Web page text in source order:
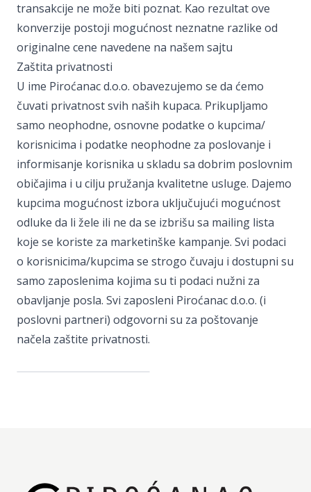
transakcije ne može biti poznat. Kao rezultat ove
konverzije postoji mogućnost neznatne razlike od
originalne cene navedene na našem sajtu
Zaštita privatnosti
U ime Piroćanac d.o.o. obavezujemo se da ćemo
čuvati privatnost svih naših kupaca. Prikupljamo
samo neophodne, osnovne podatke o kupcima/
korisnicima i podatke neophodne za poslovanje i
informisanje korisnika u skladu sa dobrim poslovnim
običajima i u cilju pružanja kvalitetne usluge. Dajemo
kupcima mogućnost izbora uključujući mogućnost
odluke da li žele ili ne da se izbrišu sa mailing lista
koje se koriste za marketinške kampanje. Svi podaci
o korisnicima/kupcima se strogo čuvaju i dostupni su
samo zaposlenima kojima su ti podaci nužni za
obavljanje posla. Svi zaposleni Piroćanac d.o.o. (i
poslovni partneri) odgovorni su za poštovanje
načela zaštite privatnosti.